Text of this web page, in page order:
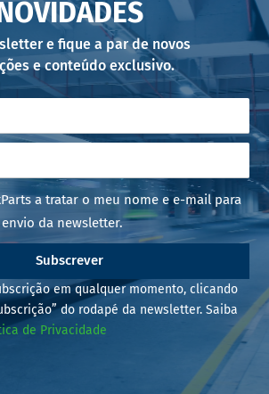
e fique a par de novos
e conteúdo exclusivo.
a tratar o meu nome e e-mail para
da newsletter.
Subscrever
em qualquer momento, clicando
do rodapé da newsletter. Saiba
de Privacidade